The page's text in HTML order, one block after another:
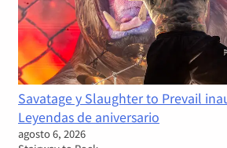
Savatage y Slaughter to Prevail
Leyendas de aniversario
agosto 6, 2026